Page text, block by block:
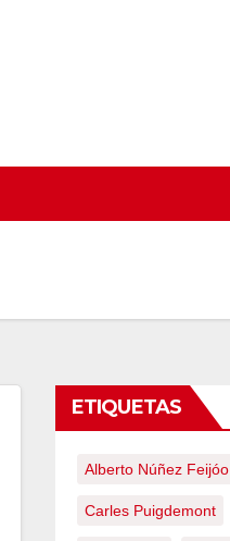
ETIQUETAS
Alberto Núñez Feijóo
Carles Puigdemont